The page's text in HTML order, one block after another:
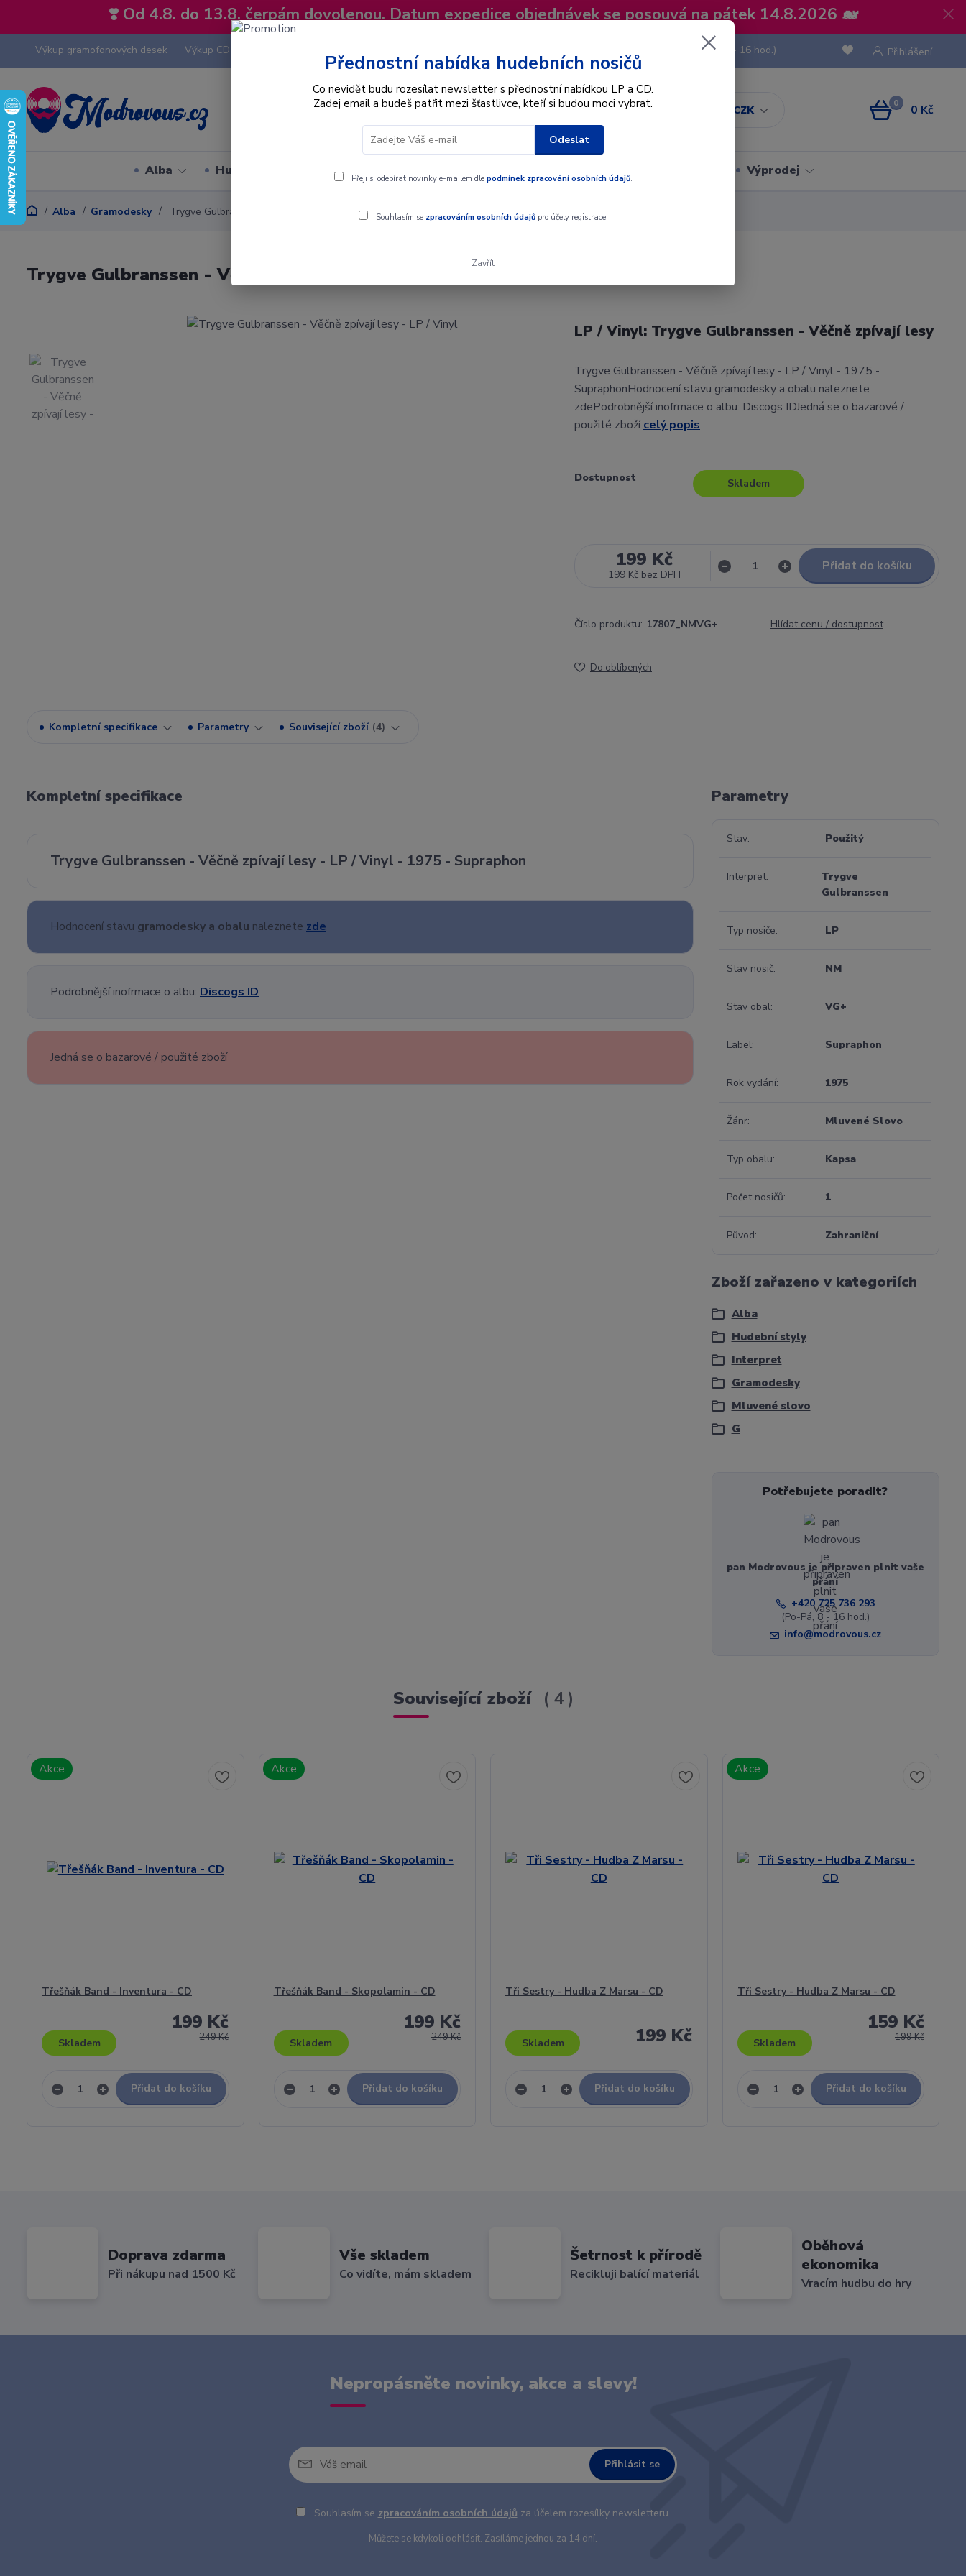
❣️ Od 4.8. do 13.8. čerpám dovolenou. Datum expedice objednávek se posouvá na pátek 14.8.2026 🐋
Výkup gramofonových desek Výkup CD
CZK
Přihlášení
Hledat
(Po-Pá, 8 - 16 hod.)
0 0 Kč
Alba Hudební styly Interpret Dárkové poukazy Výprodej
Alba Gramodesky Trygve Gulbranssen - Věčně zpívají lesy - LP / Vinyl
Trygve Gulbranssen - Věčně zpívají lesy - LP / Vinyl
LP / Vinyl: Trygve Gulbranssen - Věčně zpívají lesy
Trygve Gulbranssen - Věčně zpívají lesy - LP / Vinyl - 1975 -
SupraphonHodnocení stavu gramodesky a obalu naleznete
zdePodrobnější inofrmace o albu: Discogs IDJedná se o bazarové /
použité zbožícelý popis
Dostupnost Skladem
199 Kč
199 Kč bez DPH
Přidat do košíku
Číslo produktu: 17807_NMVG+ Hlídat cenu / dostupnost
Do oblíbených
Kompletní specifikace Parametry Související zboží 4
Kompletní specifikace
Trygve Gulbranssen - Věčně zpívají lesy - LP / Vinyl - 1975 - Supraphon
Hodnocení stavu gramodesky a obalu naleznete zde
Podrobnější inofrmace o albu: Discogs ID
Jedná se o bazarové / použité zboží
Parametry
Stav Použitý
Interpret
Trygve
Gulbranssen
Typ nosiče LP
Stav nosič NM
Stav obal VG+
Label Supraphon
Rok vydání 1975
Žánr Mluvené Slovo
Typ obalu Kapsa
Počet nosičů 1
Původ Zahraniční
Zboží zařazeno v kategoriích
Alba
Hudební styly
Interpret
Gramodesky
Mluvené slovo
G
Potřebujete poradit?
pan Modrovous je připraven plnit vaše
přání
+420 725 736 293
(Po-Pá, 8 - 16 hod.)
info@modrovous.cz
Související zboží 4
Akce
Třešňák Band - Inventura - CD
249 Kč
199 Kč
Skladem
Přidat do košíku
Akce
Třešňák Band - Skopolamin - CD
249 Kč
199 Kč
Skladem
Přidat do košíku
Tři Sestry - Hudba Z Marsu - CD
199 Kč
Skladem
Přidat do košíku
Akce
Tři Sestry - Hudba Z Marsu - CD
199 Kč
159 Kč
Skladem
Přidat do košíku
Doprava zdarma
Při nákupu nad 1500 Kč
Vše skladem
Co vidíte, mám skladem
Šetrnost k přírodě
Recikluji balící materiál
Oběhová
ekonomika
Vracím hudbu do hry
Nepropásněte novinky, akce a slevy!
Přihlásit se
Souhlasím se zpracováním osobních údajů za účelem rozesílky newsletteru.
Můžete se kdykoli odhlásit. Zasíláme jednou za 14 dní.
Přednostní nabídka hudebních nosičů
Co nevidět budu rozesílat newsletter s přednostní nabídkou LP a CD.
Zadej email a budeš patřit mezi šťastlivce, kteří si budou moci vybrat.
Odeslat
Přeji si odebírat novinky e-mailem dle podmínek zpracování osobních údajů.
Souhlasím se zpracováním osobních údajůpro účely registrace.
Zavřít